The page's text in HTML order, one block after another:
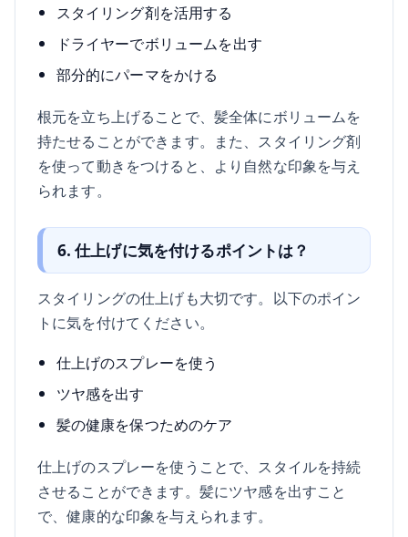
スタイリング剤を活用する
ドライヤーでボリュームを出す
部分的にパーマをかける
根元を立ち上げることで、髪全体にボリュームを
持たせることができます。また、スタイリング剤
を使って動きをつけると、より自然な印象を与え
られます。
6. 仕上げに気を付けるポイントは？
スタイリングの仕上げも大切です。以下のポイン
トに気を付けてください。
仕上げのスプレーを使う
ツヤ感を出す
髪の健康を保つためのケア
仕上げのスプレーを使うことで、スタイルを持続
させることができます。髪にツヤ感を出すこと
で、健康的な印象を与えられます。